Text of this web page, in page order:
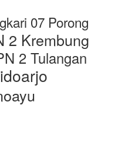
07 Porong
2 Krembung
2 Tulangan